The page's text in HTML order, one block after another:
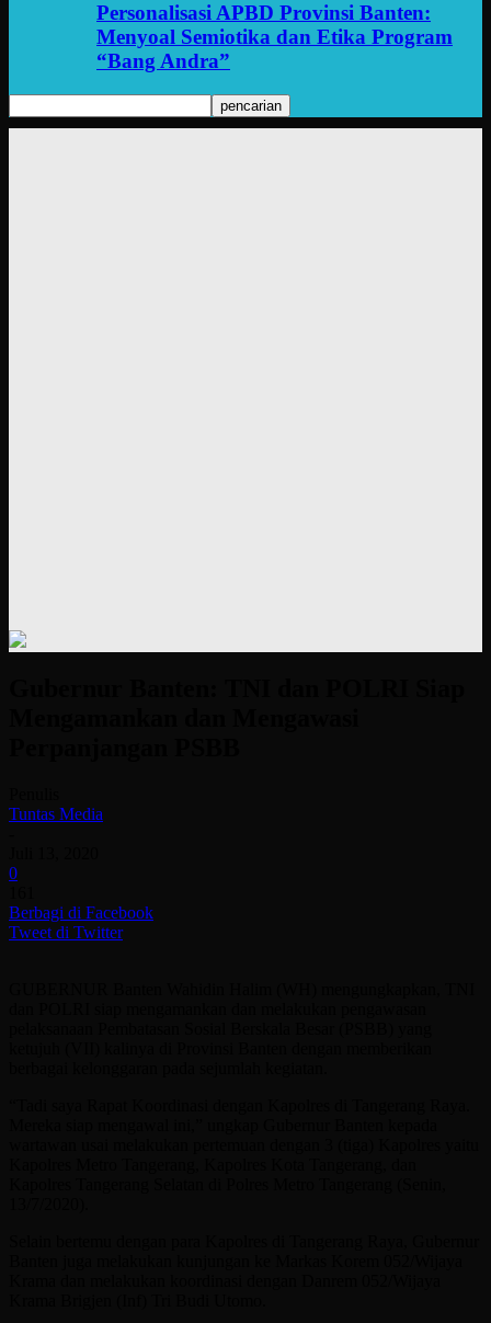
Personalisasi APBD Provinsi Banten:
Menyoal Semiotika dan Etika Program
“Bang Andra”
Tuntas Media
0
Berbagi di Facebook
Tweet di Twitter